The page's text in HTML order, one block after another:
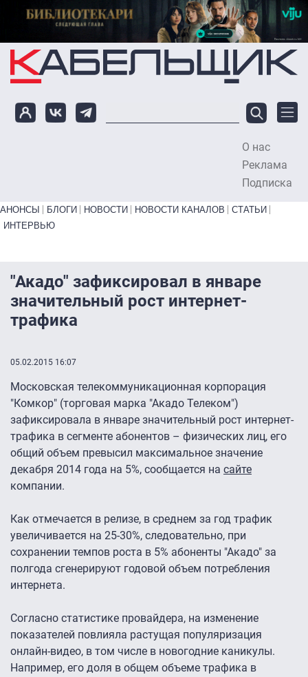
Перейти к основному содержанию
О нас
Реклама
Подписка
Primary links bottom
АНОНСЫ БЛОГИ НОВОСТИ НОВОСТИ КАНАЛОВ
СТАТЬИ
ИНТЕРВЬЮ
"Акадо" зафиксировал в январе
значительный рост интернет-
трафика
05.02.2015 16:07
Московская телекоммуникационная корпорация
"Комкор" (торговая марка "Акадо Телеком")
зафиксировала в январе значительный рост интернет-
трафика в сегменте абонентов – физических лиц, его
общий объем превысил максимальное значение
декабря 2014 года на 5%, сообщается на сайте
компании.
Как отмечается в релизе, в среднем за год трафик
увеличивается на 25-30%, следовательно, при
сохранении темпов роста в 5% абоненты "Акадо" за
полгода сгенерируют годовой объем потребления
интернета.
Согласно статистике провайдера, на изменение
показателей повлияла растущая популяризация
онлайн-видео, в том числе в новогодние каникулы.
Например, его доля в общем объеме трафика в